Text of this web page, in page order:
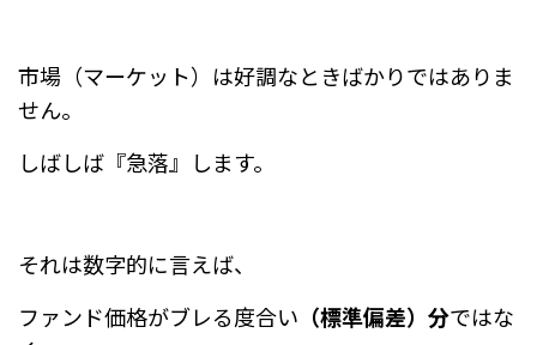
市場（マーケット）は好調なときばかりではありま
せん。
しばしば『急落』します。
それは数字的に言えば、
ファンド価格がブレる度合い （標準偏差）分ではな